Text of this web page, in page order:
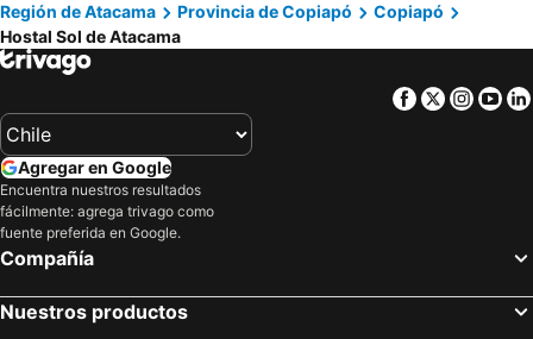
Región de Atacama
Provincia de Copiapó
Copiapó
Hostal Sol de Atacama
Facebook
Twitter
Agregar en Google
Encuentra nuestros resultados
fácilmente: agrega trivago como
fuente preferida en Google.
Compañía
Nuestros productos